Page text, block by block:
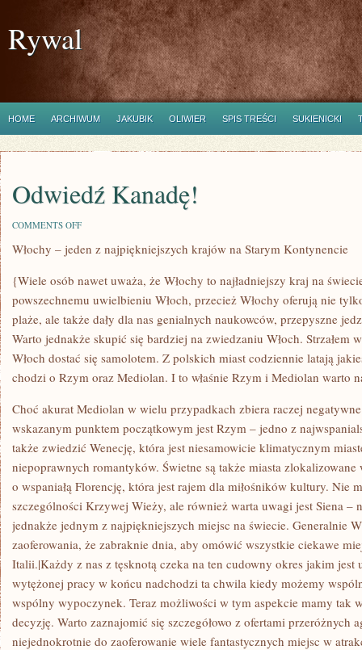
Rywal
HOME ARCHIWUM JAKUBIK OLIWIER SPIS TREŚCI SUKIENICKI
Odwiedź Kanadę!
COMMENTS OFFON
KANADĘ!
Włochy – jeden z najpiękniejszych krajów na Starym Kontynencie
{Wiele osób nawet uważa, że Włochy to najładniejszy kraj na
powszechnemu uwielbieniu Włoch, przecież Włochy oferują nie
plaże, ale także dały dla nas genialnych naukowców, przepyszne
Warto jednakże skupić się bardziej na zwiedzaniu Włoch. Strzałem
Włoch dostać się samolotem. Z polskich miast codziennie latają
chodzi o Rzym oraz Mediolan. I to właśnie Rzym i Mediolan warto
Choć akurat Mediolan w wielu przypadkach zbiera raczej
wskazanym punktem początkowym jest Rzym – jedno z
także zwiedzić Wenecję, która jest niesamowicie klimatycznym
niepoprawnych romantyków. Świetne są także miasta
o wspaniałą Florencję, która jest rajem dla miłośników kultury. Nie
szczególności Krzywej Wieży, ale również warta uwagi jest Siena –
jednakże jednym z najpiękniejszych miejsc na świecie. Generalnie
zaoferowania, że zabraknie dnia, aby omówić wszystkie ciekawe
Italii.|Każdy z nas z tęsknotą czeka na ten cudowny okres jakim jest
wytężonej pracy w końcu nadchodzi ta chwila kiedy możemy
wspólny wypoczynek. Teraz możliwości w tym aspekcie mamy tak
decyzję. Warto zaznajomić się szczegółowo z ofertami przeróżnych
niejednokrotnie do zaoferowanie wiele fantastycznych miejsc w